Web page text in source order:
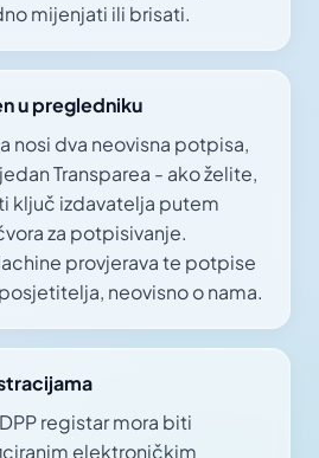
mijenjati ili brisati.
u pregledniku
nosi dva neovisna potpisa,
Transparea - ako želite,
ključ izdavatelja putem
za potpisivanje.
provjerava te potpise
neovisno o nama.
registar mora biti
elektroničkim